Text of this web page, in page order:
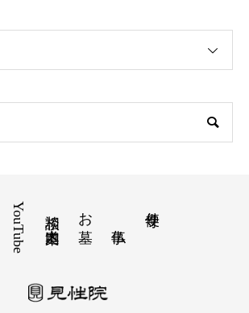
寺便り
お墓
YouTube